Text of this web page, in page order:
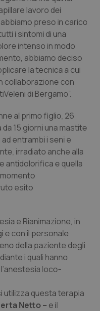
Ulcerosa
neurodegenerative
lavoro dei
preso in carico
i sintomi di una
intenso in modo
abbiamo deciso
la tecnica a cui
collaborazione con
di Bergamo”.
al primo figlio, 26
15 giorni una mastite
entrambi i seni e
irradiato anche alla
antidolorifica e quella
esito
e Rianimazione, in
e con il personale
della paziente degli
i quali hanno
loco-
utilizza questa terapia
Netto – e il